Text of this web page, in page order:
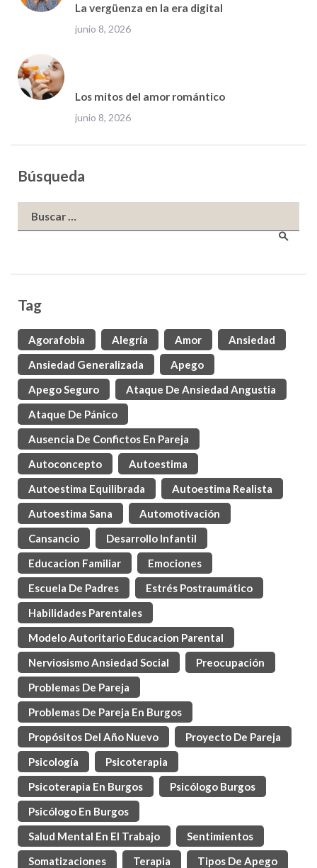
La vergüenza en la era digital
junio 8, 2026
Los mitos del amor romántico
junio 8, 2026
Búsqueda
Buscar:
Tag
Agorafobia Alegría Amor
Ansiedad
Ansiedad Generalizada
Apego
Apego Seguro
Ataque De Ansiedad Angustia
Ataque De Pánico
Ausencia De Confictos En Pareja
Autoconcepto
Autoestima
Autoestima Equilibrada
Autoestima Realista
Autoestima Sana
Automotivación
Cansancio
Desarrollo Infantil
Educacion Familiar
Emociones
Escuela De Padres
Estrés Postraumático
Habilidades Parentales
Modelo Autoritario Educacion Parental
Nerviosismo Ansiedad Social
Preocupación
Problemas De Pareja
Problemas De Pareja En Burgos
Propósitos Del Año Nuevo
Proyecto De Pareja
Psicología
Psicoterapia
Psicoterapia En Burgos
Psicólogo Burgos
Psicólogo En Burgos
Salud Mental En El Trabajo
Sentimientos
Somatizaciones
Terapia
Tipos De Apego